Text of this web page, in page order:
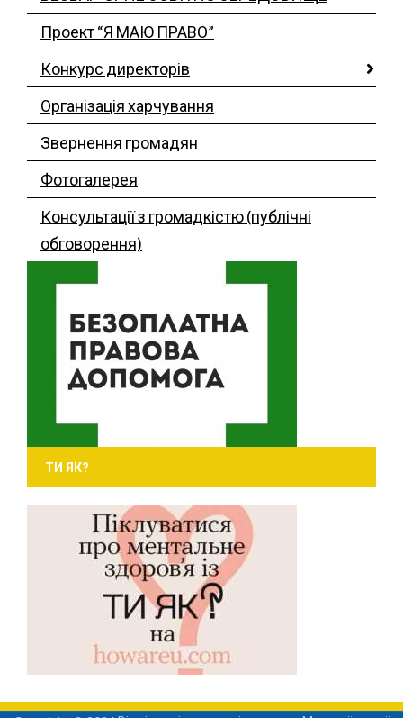
Проект “Я МАЮ ПРАВО”
Конкурс директорів
Організація харчування
Звернення громадян
Фотогалерея
Консультації з громадкістю (публічні
обговорення)
ТИ ЯК?